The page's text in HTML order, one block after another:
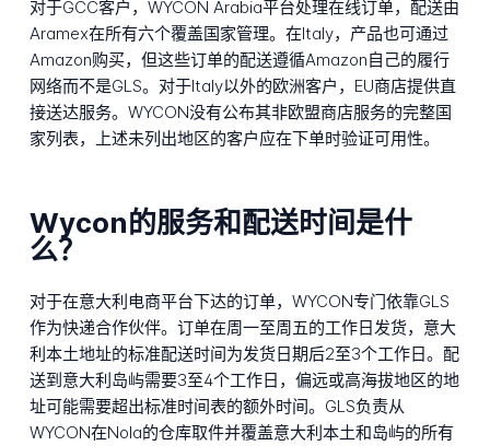
对于GCC客户，WYCON Arabia平台处理在线订单，配送由
Aramex在所有六个覆盖国家管理。在Italy，产品也可通过
Amazon购买，但这些订单的配送遵循Amazon自己的履行
网络而不是GLS。对于Italy以外的欧洲客户，EU商店提供直
接送达服务。WYCON没有公布其非欧盟商店服务的完整国
家列表，上述未列出地区的客户应在下单时验证可用性。
Wycon的服务和配送时间是什
么？
对于在意大利电商平台下达的订单，WYCON专门依靠GLS
作为快递合作伙伴。订单在周一至周五的工作日发货，意大
利本土地址的标准配送时间为发货日期后2至3个工作日。配
送到意大利岛屿需要3至4个工作日，偏远或高海拔地区的地
址可能需要超出标准时间表的额外时间。GLS负责从
WYCON在Nola的仓库取件并覆盖意大利本土和岛屿的所有